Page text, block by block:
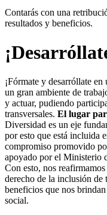
Contarás con una
resultados y beneficios.
¡Fórmate y desarróllate
un gran ambiente de
y actuar, pudiendo
transversales. El lugar
Diversidad es un eje
por esto que está incluida
compromiso promovido
apoyado por el Ministerio
Con esto, nos
derecho de la inclusión de
beneficios que nos
social.